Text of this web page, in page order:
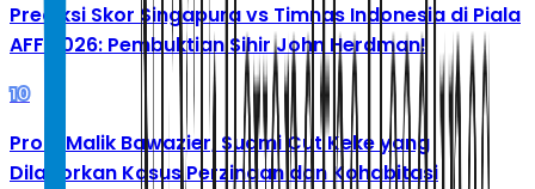
Prediksi Skor Singapura vs Timnas Indonesia di Piala
AFF 2026: Pembuktian Sihir John Herdman!
10
Profil Malik Bawazier, Suami Cut Keke yang
Dilaporkan Kasus Perzinaan dan Kohabitasi